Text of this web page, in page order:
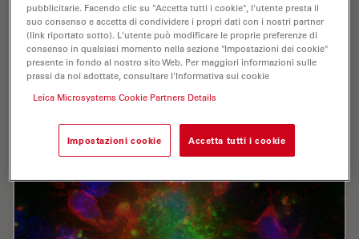
AI in Microscopy Webinar
We demonstrate residual channel attention networks
for restoring and enhancing volumetric time-lapse (4D)
fluorescence microscopy data.
May 11, 2021 Webinar: La ricerca Life Sciences
pubblicitarie. Facendo clic su "Accetta tutti i cookie", l'utente presta il
suo consenso e accetta di condividere i propri dati con i nostri partner
(link riportato sotto). L'utente può modificare le proprie preferenze di
consenso in qualsiasi momento nella sezione "Impostazioni dei cookie"
presente in fondo al nostro sito Web. Per maggiori informazioni sulle
prassi da noi adottate, consultare l'Informativa sui cookie
Leica Microsystems Cookie Partners Details
Impostazioni cookie Accetta tutti i cookie